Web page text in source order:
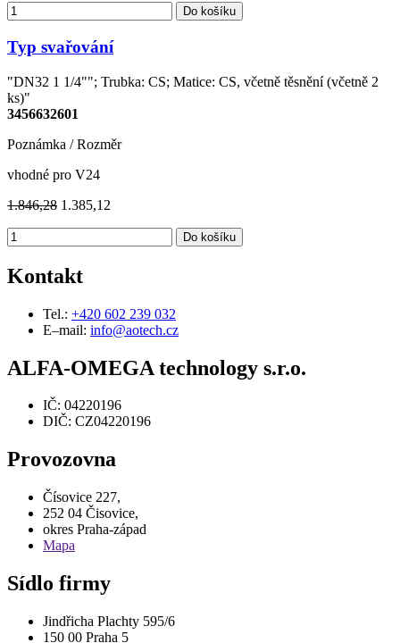
Do košíku
Typ svařování
"DN32 1 1/4""; Trubka: CS; Matice: CS, včetně těsnění (včetně 2
ks)"
3456632601
Poznámka / Rozměr
vhodné pro V24
1.846,28 1.385,12
Do košíku
Kontakt
Tel.: +420 602 239 032
E–mail: info@aotech.cz
ALFA-OMEGA technology s.r.o.
IČ: 04220196
DIČ: CZ04220196
Provozovna
Čísovice 227,
252 04 Čisovice,
okres Praha-západ
Mapa
Sídlo firmy
Jindřicha Plachty 595/6
150 00 Praha 5